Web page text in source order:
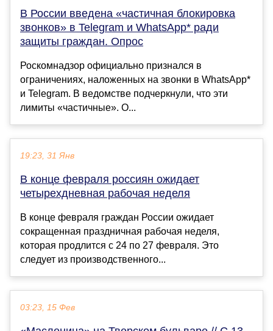
В России введена «частичная блокировка
звонков» в Telegram и WhatsApp* ради
защиты граждан. Опрос
Роскомнадзор официально признался в
ограничениях, наложенных на звонки в WhatsApp*
и Telegram. В ведомстве подчеркнули, что эти
лимиты «частичные». О...
19:23, 31 Янв
В конце февраля россиян ожидает
четырехдневная рабочая неделя
В конце февраля граждан России ожидает
сокращенная праздничная рабочая неделя,
которая продлится с 24 по 27 февраля. Это
следует из производственного...
03:23, 15 Фев